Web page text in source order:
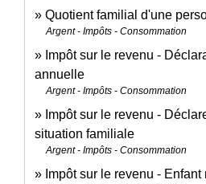
Quotient familial d'une
Argent - Impôts - Consommation
Impôt sur le revenu -
annuelle
Argent - Impôts - Consommation
Impôt sur le revenu -
situation familiale
Argent - Impôts - Consommation
Impôt sur le revenu -